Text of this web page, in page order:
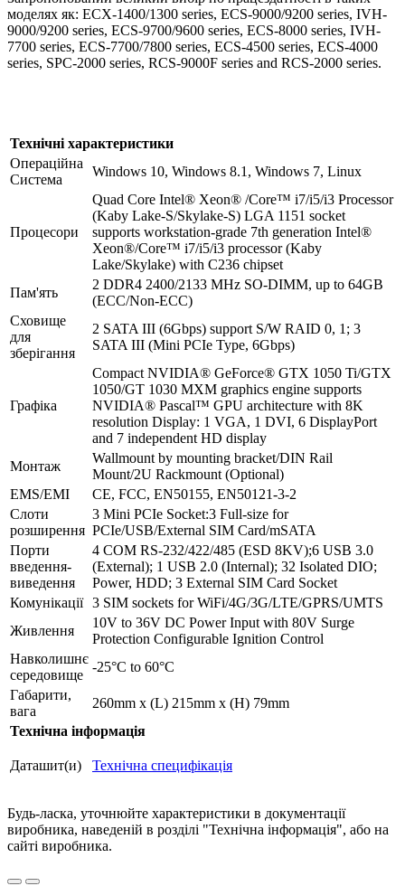
моделях як: ECX-1400/1300 series, ECS-9000/9200 series, IVH-
9000/9200 series, ECS-9700/9600 series, ECS-8000 series, IVH-
7700 series, ECS-7700/7800 series, ECS-4500 series, ECS-4000
series, SPC-2000 series, RCS-9000F series and RCS-2000 series.
Технічні характеристики
Операційна
Система
Windows 10, Windows 8.1, Windows 7, Linux
Процесори
Quad Core Intel® Xeon® /Core™ i7/i5/i3 Processor
(Kaby Lake-S/Skylake-S) LGA 1151 socket
supports workstation-grade 7th generation Intel®
Xeon®/Core™ i7/i5/i3 processor (Kaby
Lake/Skylake) with C236 chipset
Пам'ять
2 DDR4 2400/2133 MHz SO-DIMM, up to 64GB
(ECC/Non-ECC)
Сховище
для
зберігання
2 SATA III (6Gbps) support S/W RAID 0, 1; 3
SATA III (Mini PCIe Type, 6Gbps)
Графіка
Compact NVIDIA® GeForce® GTX 1050 Ti/GTX
1050/GT 1030 MXM graphics engine supports
NVIDIA® Pascal™ GPU architecture with 8K
resolution Display: 1 VGA, 1 DVI, 6 DisplayPort
and 7 independent HD display
Монтаж
Wallmount by mounting bracket/DIN Rail
Mount/2U Rackmount (Optional)
EMS/EMI
CE, FCC, EN50155, EN50121-3-2
Слоти
розширення
3 Mini PCIe Socket:3 Full-size for
PCIe/USB/External SIM Card/mSATA
Порти
введення-
виведення
4 COM RS-232/422/485 (ESD 8KV);6 USB 3.0
(External); 1 USB 2.0 (Internal); 32 Isolated DIO;
Power, HDD; 3 External SIM Card Socket
Комунікації 3 SIM sockets for WiFi/4G/3G/LTE/GPRS/UMTS
Живлення
10V to 36V DC Power Input with 80V Surge
Protection Configurable Ignition Control
Навколишнє
середовище
-25°C to 60°C
Габарити,
вага
260mm x (L) 215mm x (H) 79mm
Технічна інформація
Даташит(и) Технічна специфікація
Будь-ласка, уточнюйте характеристики в документації
виробника, наведеній в розділі "Технічна інформація", або на
сайті виробника.